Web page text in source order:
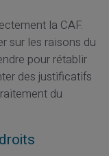
la CAF.
sur les raisons du
pour rétablir
des justificatifs
du